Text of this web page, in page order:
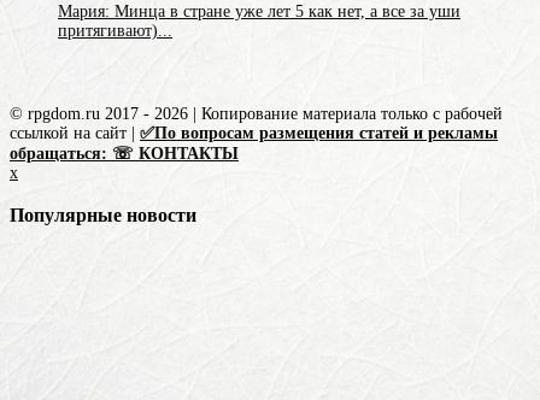
Мария: Минца в стране уже лет 5 как нет, а все за уши
притягивают)...
© rpgdom.ru 2017 - 2026 | Копирование материала только с рабочей
ссылкой на сайт | ✅По вопросам размещения статей и рекламы
обращаться: ☏ КОНТАКТЫ
x
Популярные новости